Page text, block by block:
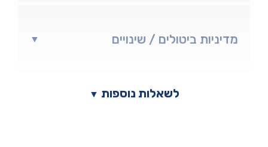
▼ מדיניות ביטולים / שינויים
▼ לשאלות נוספות